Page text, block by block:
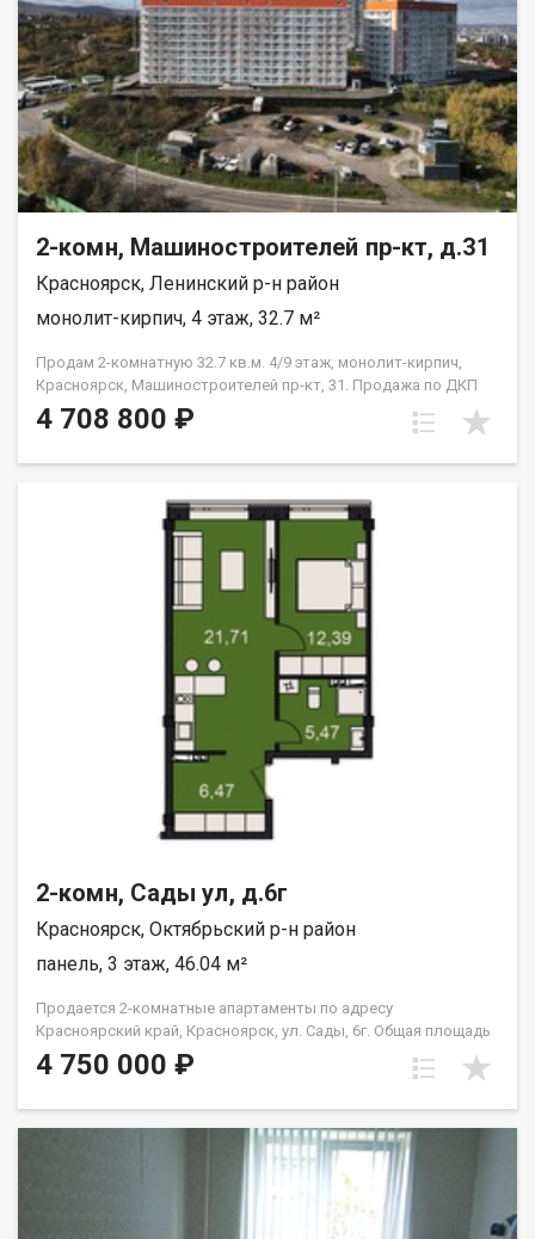
2-комн, Машиностроителей пр-кт, д.31
Красноярск, Ленинский р-н район
монолит-кирпич, 4 этаж, 32.7 м²
Продам 2-комнатную 32.7 кв.м. 4/9 этаж, монолит-кирпич,
Красноярск, Машиностроителей пр-кт, 31. Продажа по ДКП
НЕ ОТ ЗАСТРОЙЩИКА
4 708 800 ₽
2-комн, Сады ул, д.6г
Красноярск, Октябрьский р-н район
панель, 3 этаж, 46.04 м²
Продается 2-комнатные апартаменты по адресу
Красноярский край, Красноярск, ул. Сады, 6г. Общая площадь
квартиры — 46,04 кв.м., Апартаменты предлагаются как
универсальный вид недвижимости: - для собственного
бизнеса. В экологически чистом районе. Возможна ипотека.
4 750 000 ₽